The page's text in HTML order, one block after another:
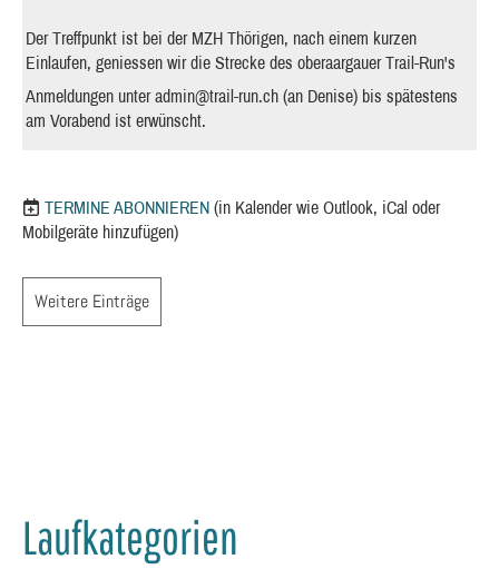
Der Treffpunkt ist bei der MZH Thörigen, nach einem kurzen
Einlaufen, geniessen wir die Strecke des oberaargauer Trail-Run's
Anmeldungen unteradmin@trail-run.ch(an Denise) bis spätestens
am Vorabend ist erwünscht.
TERMINE ABONNIEREN(in Kalender wie Outlook, iCal oder
Mobilgeräte hinzufügen)
Weitere Einträge
Laufkategorien